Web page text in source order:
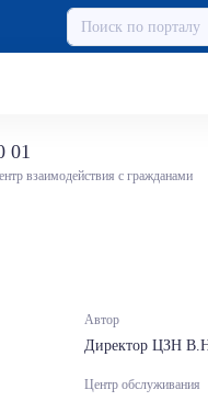
01
взаимодействия с гражданами
Автор
Директор ЦЗН
Центр обслуживания